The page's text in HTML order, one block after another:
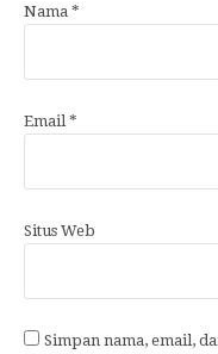
Nama *
Email *
Situs Web
Simpan nama, email,